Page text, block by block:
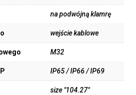
na podwójną klamrę
wejście kablowe
M32
IP65 / IP66 / IP69
size "104.27"